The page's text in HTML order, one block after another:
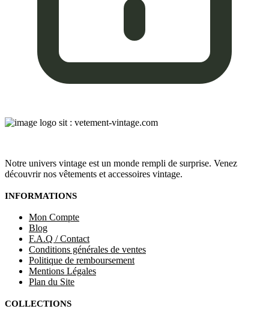
Notre univers vintage est un monde rempli de surprise. Venez
découvrir nos vêtements et accessoires vintage.
INFORMATIONS
Mon Compte
Blog
F.A.Q / Contact
Conditions générales de ventes
Politique de remboursement
Mentions Légales
Plan du Site
COLLECTIONS